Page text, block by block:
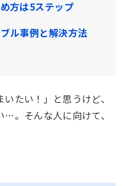
方は5ステップ
ル事例と解決方法
たい！」と思うけど、
。そんな人に向けて、